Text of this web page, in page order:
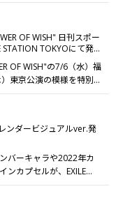
とができません。有効期
プセル獲得商品確認」よ
セル発送期限】カプセル
より5か月となります。
商品については、発送手
いますようお願いいたし
ルコインについて】カプ
ルコインが1枚必要で
を選択してご使用くだ
すタイミングによっては
その場合にも返金は承る
オンラインカプセル開催
ルコイン有効期限】購入
とができません。有効期
プセル獲得商品確認」よ
セル発送期限】カプセル
より5か月となります。
商品については、発送手
いますようお願いいたし
P.C.F』でデビューを果
ビューを迎えた心境や今
る全曲解説など、たっぷ
『ØMI LIVE TOUR 2022
P.C.F〜』の、東京公演の
BAISER八木勇征8月6日
やり直したいファースト
FANTASTICSの八木勇
キス」は、Zドラマ第2弾
登場する配信番組でもあ
ーバーする超展開。そん
OF WISH" 日刊スポー
STATION TOKYOにて発
OF WISH"の7/6（水）福
東京公演の模様を特別1
（水）、14（木）付の
LIVE TOUR 2022
にて本日販売スタート!!■
OF WISH」初日
5カ月ぶりのドームツア
動を卒業したATSUSHIが
ろい。「今しか見られな
ンダービジュアルver.発
バーキャラや2022年カ
ンカプセルが、EXILE
にて発売決定!!クッショ
のスペシャルなアイテ